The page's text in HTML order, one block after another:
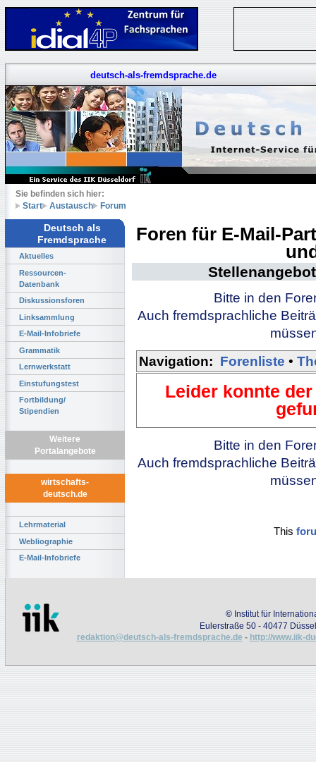
deutsch-als-fremdsprache.de
Sie befinden sich hier:
Start
Austausch Forum
Deutsch als
Fremdsprache
Aktuelles
Ressourcen-
Datenbank
Diskussionsforen
Linksammlung
E-Mail-Infobriefe
Grammatik
Lernwerkstatt
Einstufungstest
Fortbildung/
Stipendien
Weitere
Portalangebote
wirtschafts-
deutsch.de
Lehrmaterial
Webliographie
E-Mail-Infobriefe
Foren für E-Mail-
Bitte in den
Auch fremdsprachliche
Navigation: Forenliste •
Leider konnte
Bitte in den
Auch fremdsprachliche
This
© Institut für
Eulerstraße 50 - 40477
redaktion@deutsch-als-fremdsprache.de - http://www.iik-